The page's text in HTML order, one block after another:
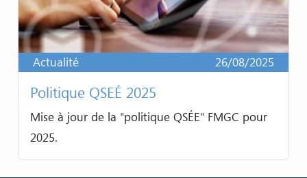
Actualité 26/08/2025
Politique QSEÉ 2025
Mise à jour de la "politique QSÉE" FMGC pour
2025.